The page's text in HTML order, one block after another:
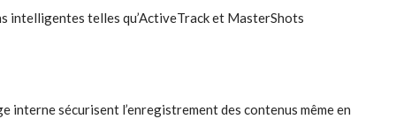
intelligentes telles qu’ActiveTrack et MasterShots
sécurisent l’enregistrement des contenus même en